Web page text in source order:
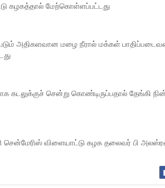
கழகத்தால் மேற்கொள்ளப்பட்டது
அதிகளவான மழை நீரால் மக்கள்
சென்று கொண்டிருப்பதால் தேங்கி
சென்மேரிஸ் விளையாட்டு கழக தலைவர் பி